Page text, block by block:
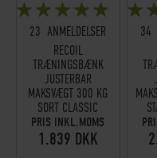
BEDØMMELSE:
95%
23 ANMELDELSER
RECOIL
TRÆNINGSBÆNK
JUSTERBAR
MAKSVÆGT 300 KG
SORT CLASSIC
PRIS INKL.MOMS
1.839 DKK
34